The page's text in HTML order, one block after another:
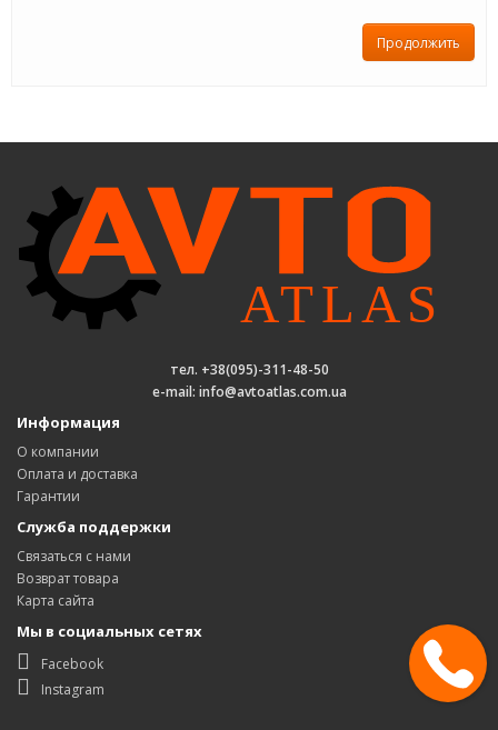
Продолжить
тел. +38(095)-311-48-50
e-mail: info@avtoatlas.com.ua
Информация
О компании
Оплата и доставка
Гарантии
Служба поддержки
Связаться с нами
Возврат товара
Карта сайта
Мы в социальных сетях
Facebook
Instagram